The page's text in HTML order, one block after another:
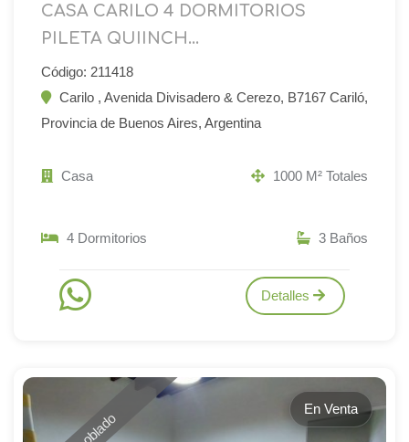
CASA CARILO 4 DORMITORIOS
PILETA QUIINCH...
Código: 211418
Carilo , Avenida Divisadero & Cerezo, B7167 Cariló,
Provincia de Buenos Aires, Argentina
Casa 1000 M² Totales
4 Dormitorios 3 Baños
Detalles
En Venta